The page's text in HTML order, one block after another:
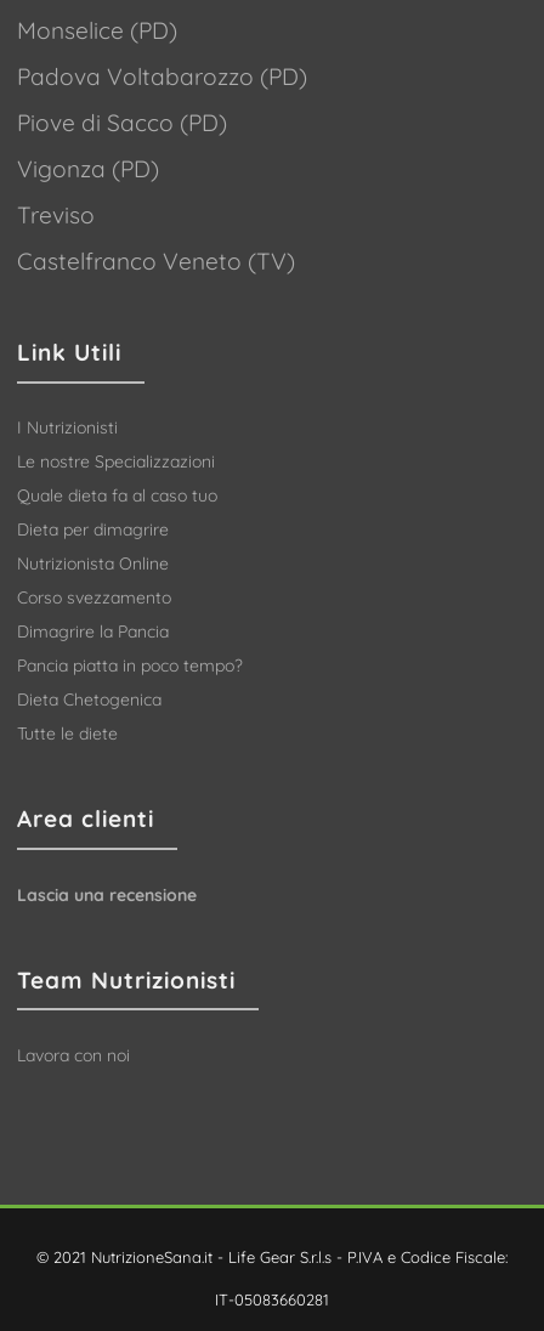
Monselice (PD)
Padova Voltabarozzo (PD)
Piove di Sacco (PD)
Vigonza (PD)
Treviso
Castelfranco Veneto (TV)
Link Utili
I Nutrizionisti
Le nostre Specializzazioni
Quale dieta fa al caso tuo
Dieta per dimagrire
Nutrizionista Online
Corso svezzamento
Dimagrire la Pancia
Pancia piatta in poco tempo?
Dieta Chetogenica
Tutte le diete
Area clienti
Lascia una recensione
Team Nutrizionisti
Lavora con noi
© 2021 NutrizioneSana.it - Life Gear S.r.l.s - P.IVA e Codice Fiscale:
IT-05083660281